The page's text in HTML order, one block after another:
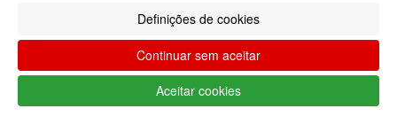
Refrigeração
Memórias
Dimm
Memórias
Definições de cookies
Continuar sem aceitar
Aceitar cookies